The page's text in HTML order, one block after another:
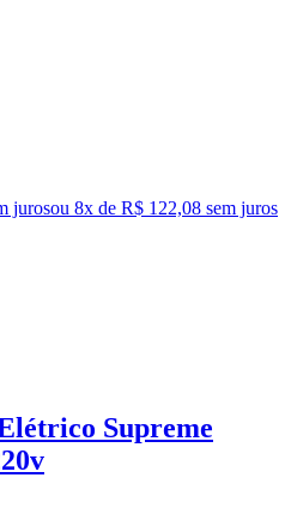
jurosou 8x de R$ 122,08 sem juros
Supreme